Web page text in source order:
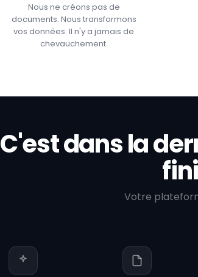
Nous ne créons pas de
documents. Nous transformons
vos données. Il n'y a jamais de
chevauchement.
C'est dans la
Votre